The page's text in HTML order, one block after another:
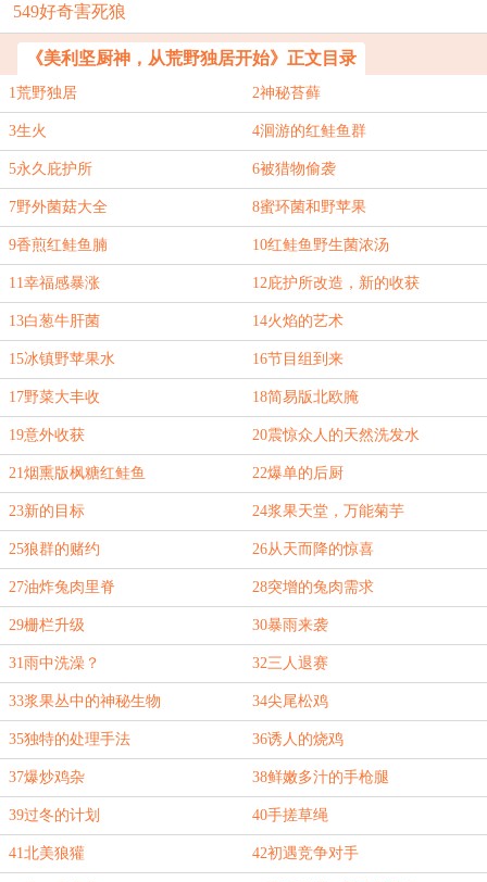
549好奇害死狼
《美利坚厨神，从荒野独居开始》正文目录
1荒野独居 2神秘苔藓
3生火 4洄游的红鲑鱼群
5永久庇护所 6被猎物偷袭
7野外菌菇大全 8蜜环菌和野苹果
9香煎红鲑鱼腩 10红鲑鱼野生菌浓汤
11幸福感暴涨 12庇护所改造，新的收获
13白葱牛肝菌 14火焰的艺术
15冰镇野苹果水 16节目组到来
17野菜大丰收 18简易版北欧腌
19意外收获 20震惊众人的天然洗发水
21烟熏版枫糖红鲑鱼 22爆单的后厨
23新的目标 24浆果天堂，万能菊芋
25狼群的赌约 26从天而降的惊喜
27油炸兔肉里脊 28突增的兔肉需求
29栅栏升级 30暴雨来袭
31雨中洗澡？ 32三人退赛
33浆果丛中的神秘生物 34尖尾松鸡
35独特的处理手法 36诱人的烧鸡
37爆炒鸡杂 38鲜嫩多汁的手枪腿
39过冬的计划 40手搓草绳
41北美狼獾 42初遇竞争对手